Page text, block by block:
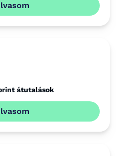
átutalások